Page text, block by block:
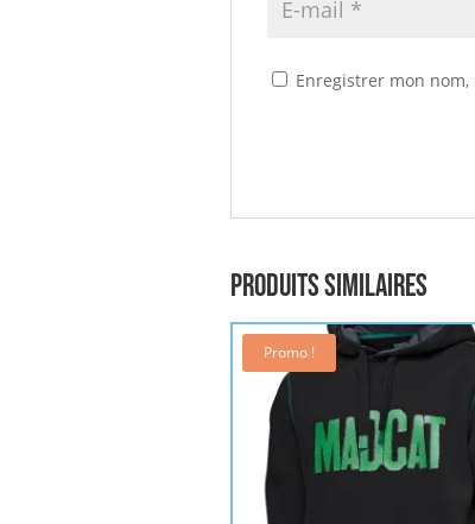
Enregistrer mon
Produits similaires
Promo !